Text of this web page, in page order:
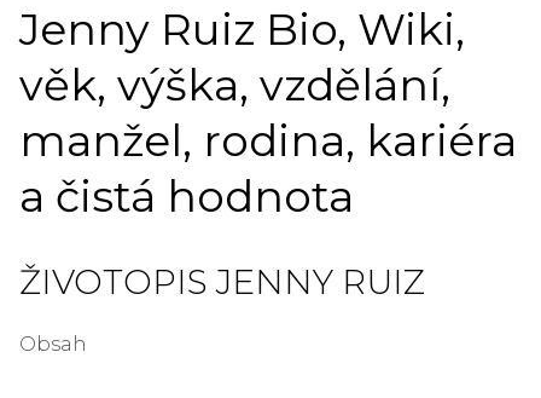
Jenny Ruiz Bio, Wiki,
věk, výška, vzdělání,
manžel, rodina, kariéra
a čistá hodnota
ŽIVOTOPIS JENNY RUIZ
Obsah